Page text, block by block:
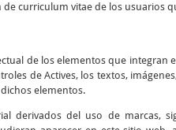
curriculum vitae de los usuarios
de los elementos que integran
de Actives, los textos,
elementos.
derivados del uso de marcas,